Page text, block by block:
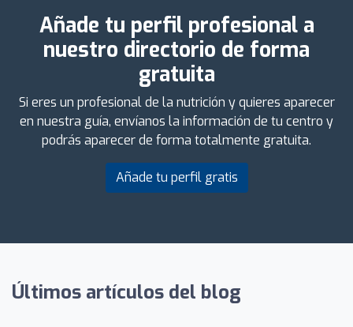
Añade tu perfil profesional a
nuestro directorio de forma
gratuita
Si eres un profesional de la nutrición y quieres aparecer
en nuestra guía, envíanos la información de tu centro y
podrás aparecer de forma totalmente gratuita.
Añade tu perfil gratis
Últimos artículos del blog